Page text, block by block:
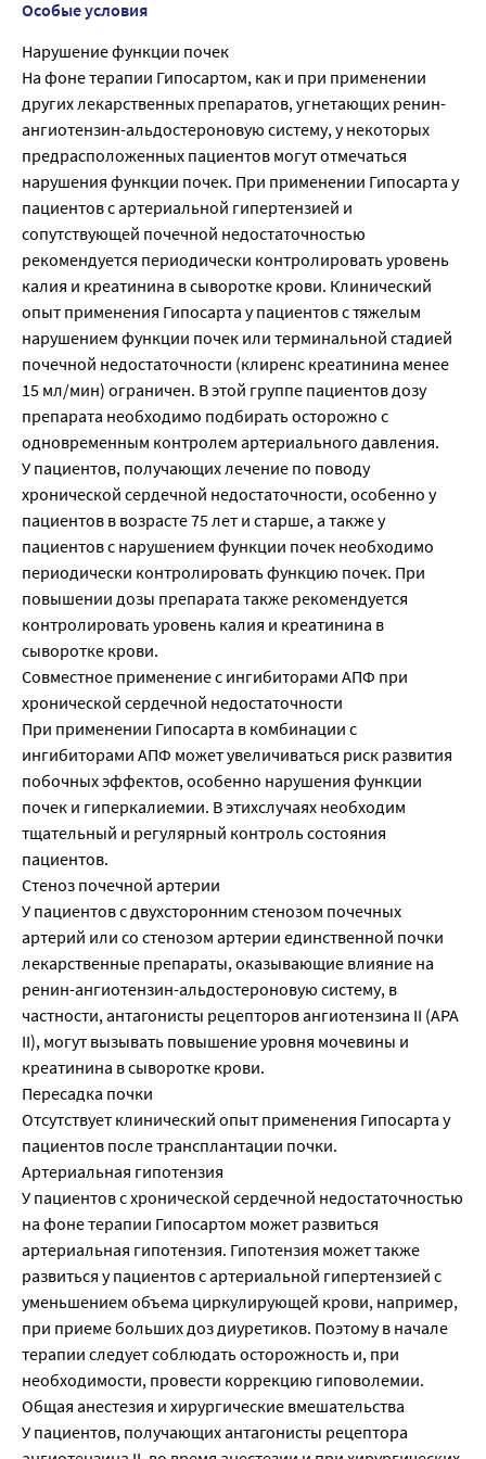
Особые условия
Нарушение функции почек
На фоне терапии Гипосартом, как и при применении
других лекарственных препаратов, угнетающих ренин-
ангиотензин-альдостероновую систему, у некоторых
предрасположенных пациентов могут отмечаться
нарушения функции почек. При применении Гипосарта у
пациентов с артериальной гипертензией и
сопутствующей почечной недостаточностью
рекомендуется периодически контролировать уровень
калия и креатинина в сыворотке крови. Клинический
опыт применения Гипосарта у пациентов с тяжелым
нарушением функции почек или терминальной стадией
почечной недостаточности (клиренс креатинина менее
15 мл/мин) ограничен. В этой группе пациентов дозу
препарата необходимо подбирать осторожно с
одновременным контролем артериального давления.
У пациентов, получающих лечение по поводу
хронической сердечной недостаточности, особенно у
пациентов в возрасте 75 лет и старше, а также у
пациентов с нарушением функции почек необходимо
периодически контролировать функцию почек. При
повышении дозы препарата также рекомендуется
контролировать уровень калия и креатинина в
сыворотке крови.
Совместное применение с ингибиторами АПФ при
хронической сердечной недостаточности
При применении Гипосарта в комбинации с
ингибиторами АПФ может увеличиваться риск развития
побочных эффектов, особенно нарушения функции
почек и гиперкалиемии. В этихслучаях необходим
тщательный и регулярный контроль состояния
пациентов.
Стеноз почечной артерии
У пациентов с двухсторонним стенозом почечных
артерий или со стенозом артерии единственной почки
лекарственные препараты, оказывающие влияние на
ренин-ангиотензин-альдостероновую систему, в
частности, антагонисты рецепторов ангиотензина II (АРА
II), могут вызывать повышение уровня мочевины и
креатинина в сыворотке крови.
Пересадка почки
Отсутствует клинический опыт применения Гипосарта у
пациентов после трансплантации почки.
Артериальная гипотензия
У пациентов с хронической сердечной недостаточностью
на фоне терапии Гипосартом может развиться
артериальная гипотензия. Гипотензия может также
развиться у пациентов с артериальной гипертензией с
уменьшением объема циркулирующей крови, например,
при приеме больших доз диуретиков. Поэтому в начале
терапии следует соблюдать осторожность и, при
необходимости, провести коррекцию гиповолемии.
Общая анестезия и хирургические вмешательства
У пациентов, получающих антагонисты рецептора